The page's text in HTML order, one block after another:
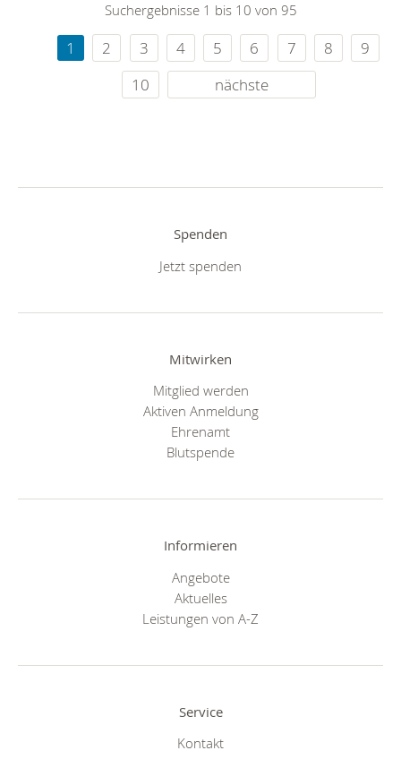
Suchergebnisse 1 bis 10 von 95
1 2 3 4 5 6 7 8
9
10
nächste
Spenden
Jetzt spenden
Mitwirken
Mitglied werden
Aktiven Anmeldung
Ehrenamt
Blutspende
Informieren
Angebote
Aktuelles
Leistungen von A-Z
Service
Kontakt